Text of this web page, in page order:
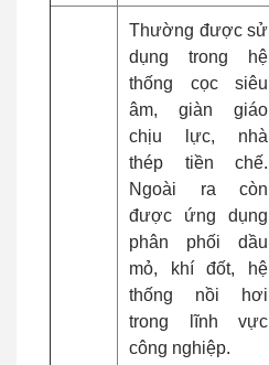
Thường được sử
dụng trong hệ
thống cọc siêu
âm, giàn giáo
chịu lực, nhà
thép tiền chế.
Ngoài ra còn
được ứng dụng
phân phối dầu
mỏ, khí đốt, hệ
thống nồi hơi
trong lĩnh vực
công nghiệp.